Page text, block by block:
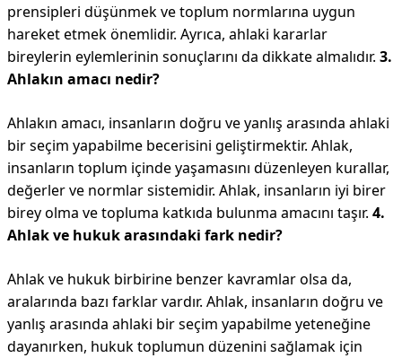
prensipleri düşünmek ve toplum normlarına uygun
hareket etmek önemlidir. Ayrıca, ahlaki kararlar
bireylerin eylemlerinin sonuçlarını da dikkate almalıdır. 3.
Ahlakın amacı nedir?
Ahlakın amacı, insanların doğru ve yanlış arasında ahlaki
bir seçim yapabilme becerisini geliştirmektir. Ahlak,
insanların toplum içinde yaşamasını düzenleyen kurallar,
değerler ve normlar sistemidir. Ahlak, insanların iyi birer
birey olma ve topluma katkıda bulunma amacını taşır. 4.
Ahlak ve hukuk arasındaki fark nedir?
Ahlak ve hukuk birbirine benzer kavramlar olsa da,
aralarında bazı farklar vardır. Ahlak, insanların doğru ve
yanlış arasında ahlaki bir seçim yapabilme yeteneğine
dayanırken, hukuk toplumun düzenini sağlamak için